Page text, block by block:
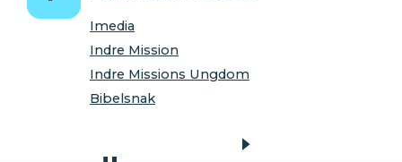
Imedia
Indre Mission
Indre Missions Ungdom
Bibelsnak